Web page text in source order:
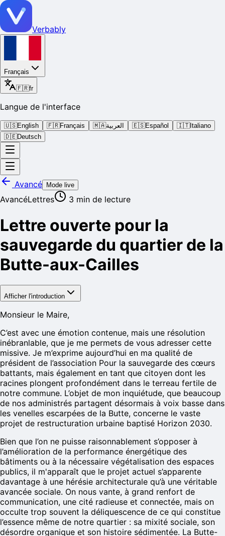
Verbably
Français
🇫🇷fr
Langue de l'interface
🇺🇸English 🇫🇷Français 🇲🇦العربية 🇪🇸Español 🇮🇹Italiano
🇩🇪Deutsch
Avancé Mode live
AvancéLettres 3 min de lecture
Lettre ouverte pour la
sauvegarde du quartier de la
Butte-aux-Cailles
Afficher l'introduction
Monsieur le Maire,
C’est avec une émotion contenue, mais une résolution
inébranlable, que je me permets de vous adresser cette
missive. Je m’exprime aujourd’hui en ma qualité de
président de l’association Pour la sauvegarde des cœurs
battants, mais également en tant que citoyen dont les
racines plongent profondément dans le terreau fertile de
notre commune. L’objet de mon inquiétude, que beaucoup
de nos administrés partagent désormais à voix basse dans
les venelles escarpées de la Butte, concerne le vaste
projet de restructuration urbaine baptisé Horizon 2030.
Bien que l’on ne puisse raisonnablement s’opposer à
l’amélioration de la performance énergétique des
bâtiments ou à la nécessaire végétalisation des espaces
publics, il m'apparaît que le projet actuel s’apparente
davantage à une hérésie architecturale qu’à une véritable
avancée sociale. On nous vante, à grand renfort de
communication, une cité radieuse et connectée, mais on
occulte trop souvent la déliquescence de ce qui constitue
l’essence même de notre quartier : sa mixité sociale, son
désordre organique et son histoire sédimentée. La Butte-